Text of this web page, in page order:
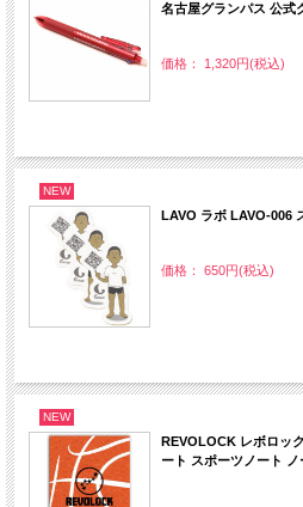
名古屋グランパス 公式
価格： 1,320円(税込)
NEW
LAVO ラボ LAVO-006
価格： 650円(税込)
NEW
REVOLOCK レボロッ
ート スポーツノート ノ